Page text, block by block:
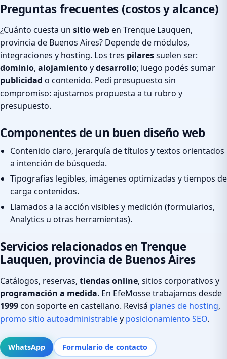
Preguntas frecuentes (costos y alcance)
¿Cuánto cuesta un sitio weben Trenque Lauquen,
provincia de Buenos Aires? Depende de módulos,
integraciones y hosting. Los tres pilaressuelen ser:
dominio, alojamientoydesarrollo; luego podés sumar
publicidad o contenido. Pedí presupuesto sin
compromiso: ajustamos propuesta a tu rubro y
presupuesto.
Componentes de un buen diseño web
Contenido claro, jerarquía de títulos y textos orientados
a intención de búsqueda.
Tipografías legibles, imágenes optimizadas y tiempos de
carga contenidos.
Llamados a la acción visibles y medición (formularios,
Analytics u otras herramientas).
Servicios relacionados en Trenque
Lauquen, provincia de Buenos Aires
Catálogos, reservas, tiendas online, sitios corporativos y
programación a medida. En EfeMosse trabajamos desde
1999con soporte en castellano. Revisá planes de hosting,
promo sitio autoadministrabley posicionamiento SEO.
WhatsApp Formulario de contacto